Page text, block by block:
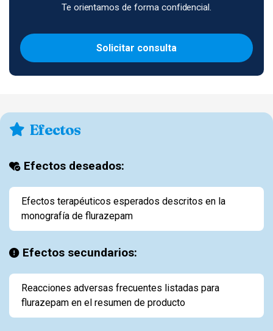
Te orientamos de forma confidencial.
Solicitar consulta
Efectos
Efectos deseados:
Efectos terapéuticos esperados descritos en la
monografía de flurazepam
Efectos secundarios:
Reacciones adversas frecuentes listadas para
flurazepam en el resumen de producto